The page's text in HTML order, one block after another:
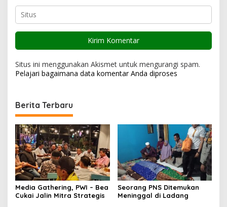
Situs ini menggunakan Akismet untuk mengurangi spam.
Pelajari bagaimana data komentar Anda diproses
Berita Terbaru
Media Gathering, PWI – Bea
Cukai Jalin Mitra Strategis
Seorang PNS Ditemukan
Meninggal di Ladang